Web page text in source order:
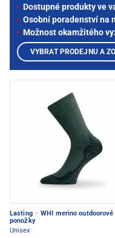
Lasting · WHI merino outdoorové
ponožky
Unisex
Dostupné produkty ve
Osobní poradenství na
Možnost okamžitého